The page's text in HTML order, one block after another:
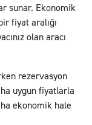
sunar. Ekonomik
fiyat aralığı
olan aracı
rezervasyon
uygun fiyatlarla
ekonomik hale